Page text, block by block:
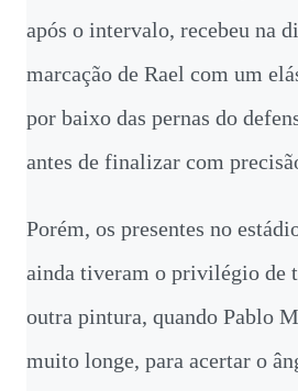
após o intervalo, recebeu na
marcação de Rael com um
por baixo das pernas do
antes de finalizar com
Porém, os presentes no
ainda tiveram o privilégio de
outra pintura, quando Pablo
muito longe, para acertar o